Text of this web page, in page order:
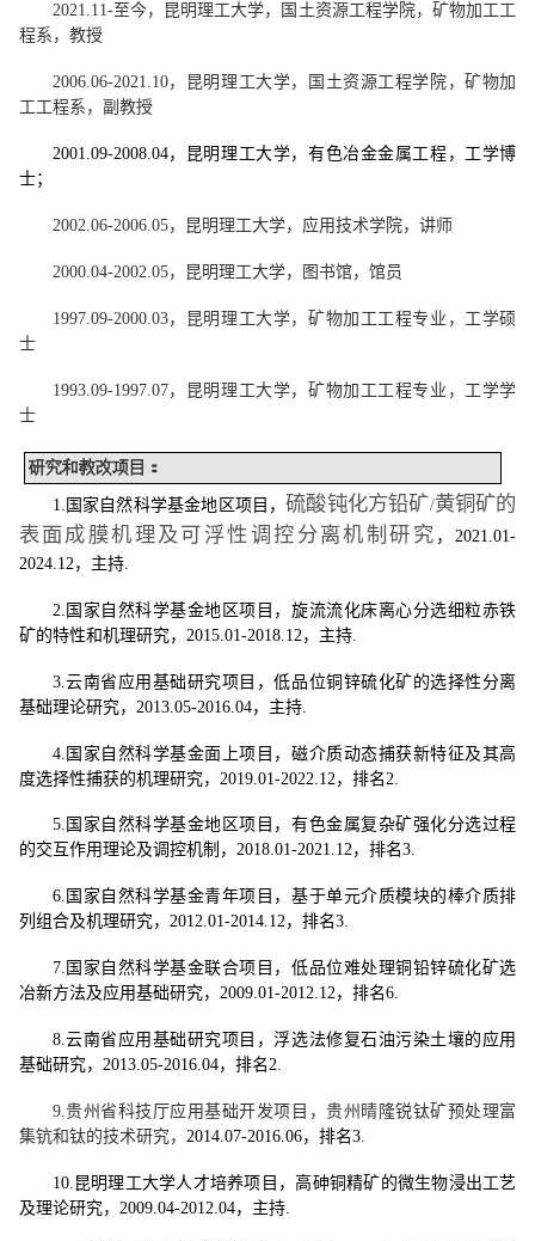
2021.11-至今，昆明理工大学，国土资源工程学院，矿物加工工
程系，教授
2006.06-2021.10，昆明理工大学，国土资源工程学院，矿物加
工工程系，副教授
2001.09-2008.04，
昆明理工大学，有色冶金金属工程，工学博
士；
2002.06-2006.05，昆明理工大学，应用技术学院，讲师
2000.04-2002.05，昆明理工大学，图书馆，馆员
1997.09-2000.03，昆明理工大学，矿物加工工程专业，工学硕
士
1993.09-1997.07，昆明理工大学，矿物加工工程专业，工学学
士
研究和教改项目：
1. 国家自然科学基金地区项目，硫酸钝化方铅矿/黄铜矿的
表面成膜机理及可浮性调控分离机制研究 ， 2021.01-
2024.12 ，主持.
2. 国家自然科学基金地区项目，旋流流化床离心分选细粒赤铁
矿的特性和机理研究， 2015.01-2018.12 ，主持.
3. 云南省应用基础研究项目，低品位铜锌硫化矿的选择性分离
基础理论研究， 2013.05-2016.04，主持.
4. 国家自然科学基金面上项目，磁介质动态捕获新特征及其高
度选择性捕获的机理研究， 2019.01-2022.12 ，排名 2.
5. 国家自然科学基金地区项目，有色金属复杂矿强化分选过程
的交互作用理论及调控机制， 2018.01-2021.12，排名3.
6. 国家自然科学基金青年项目，基于单元介质模块的棒介质排
列组合及机理研究， 2012.01-2014.12，排名3.
7. 国家自然科学基金联合项目，低品位难处理铜铅锌硫化矿选
冶新方法及应用基础研究， 2009.01-2012.12，排名6.
8.云南省应用基础研究项目，浮选法修复石油污染土壤的应用
基础研究， 2013.05-2016.04，排名2.
9.贵州省科技厅应用基础开发项目，贵州晴隆锐钛矿预处理富
集钪和钛的技术研究， 2014.07-2016.06，排名3.
10. 昆明理工大学人才培养项目， 高砷铜精矿的微生物浸出工艺
及理论研究， 2009.04-2012.04，主持.